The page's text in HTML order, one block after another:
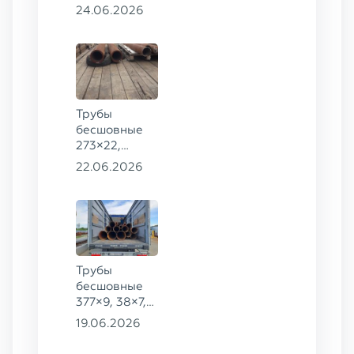
8732-78, ст.
24.06.2026
Трубы
бесшовные
273×22,
245×26,
22.06.2026
Трубы
бесшовные
377×9, 38×7,
38×8, 28×3,5,
19.06.2026